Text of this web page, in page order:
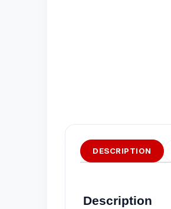
DESCRIPTION
Description